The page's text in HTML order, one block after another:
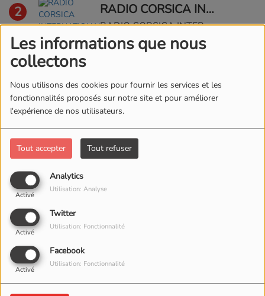
Les informations que nous
collectons
Nous utilisons des cookies pour fournir les services et les
fonctionnalités proposés sur notre site et pour améliorer
l'expérience de nos utilisateurs.
Tout accepter Tout refuser
Analytics
Activé
Utilisation: Analyse
Twitter
Activé
Utilisation: Fonctionnalité
Facebook
Activé
Utilisation: Fonctionnalité
2 RADIO CORSICA INTERNATIONAL
RADIO CORSICA INTERNATIONAL
3 Elle a les yeux revolver
4